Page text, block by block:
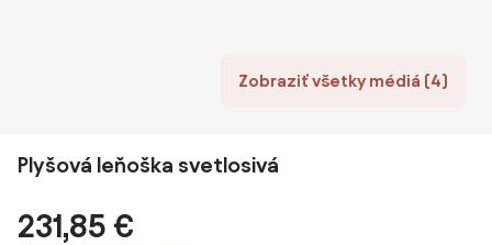
Zobraziť všetky médiá (4)
Plyšová leňoška svetlosivá
231,85 €